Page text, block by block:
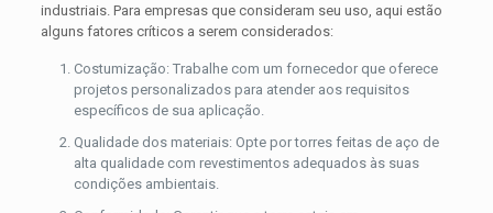
industriais. Para empresas que consideram seu uso, aqui estão
alguns fatores críticos a serem considerados:
Costumização: Trabalhe com um fornecedor que oferece
projetos personalizados para atender aos requisitos
específicos de sua aplicação.
Qualidade dos materiais: Opte por torres feitas de aço de
alta qualidade com revestimentos adequados às suas
condições ambientais.